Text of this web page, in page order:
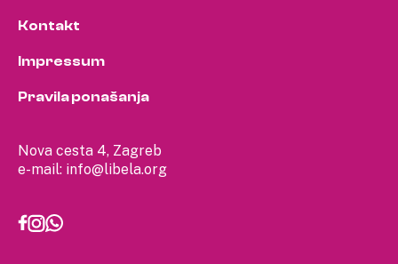
Nova cesta 4, Zagreb
e-mail: info@libela.org
Kontakt
Impressum
Pravila ponašanja